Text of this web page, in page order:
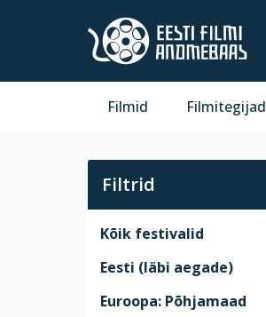
Filmid Filmitegijad
Filtrid
Kõik festivalid
Eesti (läbi aegade)
Euroopa: Põhjamaad